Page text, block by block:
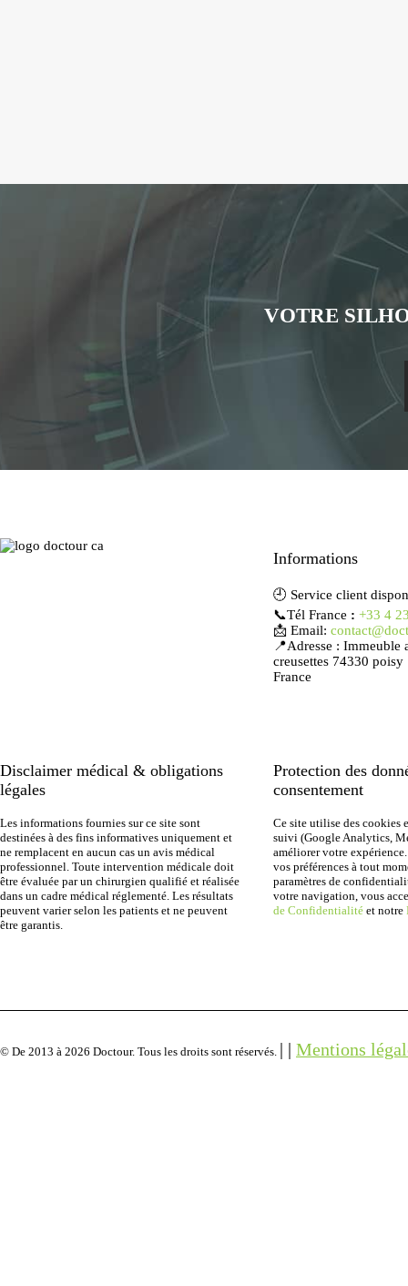
VOTRE
Informations
🕘 Service client
📞Tél France : +33 4
📩 Email:
📍Adresse : Immeuble
creusettes 74330 poisy
France
Disclaimer médical & obligations
légales
Les informations fournies sur ce site sont
destinées à des fins informatives uniquement et
ne remplacent en aucun cas un avis médical
professionnel. Toute intervention médicale doit
être évaluée par un chirurgien qualifié et réalisée
dans un cadre médical réglementé. Les résultats
peuvent varier selon les patients et ne peuvent
être garantis.
Protection des
consentement
Ce site utilise des cookies
suivi (Google Analytics,
améliorer votre
vos préférences à tout
paramètres de
votre navigation, vous
de Confidentialité et notre
© De 2013 à 2026 Doctour. Tous les droits sont réservés. | | Mentions